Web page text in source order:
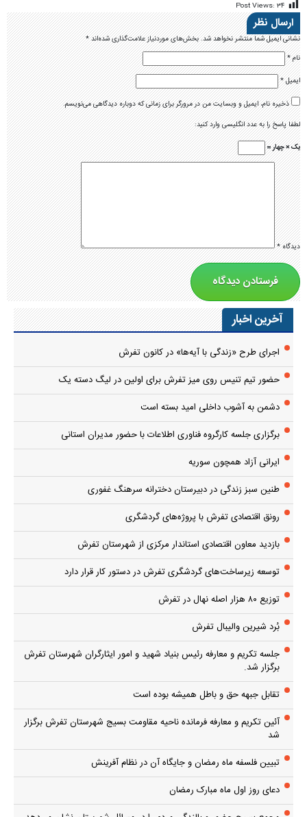
Post Views: ۳۴
ارسال نظر
نشانی ایمیل شما منتشر نخواهد شد.بخش‌های موردنیاز علامت‌گذاری شده‌اند*
نام*
ایمیل*
ذخیره نام، ایمیل و وبسایت من در مرورگر برای زمانی که دوباره دیدگاهی می‌نویسم.
لطفا پاسخ را به عدد انگلیسی وارد کنید:
یک × چهار =
دیدگاه*
آخرین اخبار
اجرای طرح «زندگی با آیه‌ها» در کانون تفرش
حضور تیم تنیس روی میز تفرش برای اولین در لیگ دسته یک
دشمن به آشوب داخلی امید بسته است
برگزاری جلسه کارگروه فناوری اطلاعات با حضور مدیران استانی
ایرانی آزاد همچون سوریه
طنین سبز زندگی در دبیرستان دخترانه سرهنگ غفوری
رونق اقتصادی تفرش با پروژه‌های گردشگری
بازدید معاون اقتصادی استاندار مرکزی از شهرستان تفرش
توسعه زیرساخت‌های گردشگری تفرش در دستور کار قرار دارد
توزیع ۸۰ هزار اصله نهال در تفرش
بُرد شیرین والیبال تفرش
جلسه تکریم و معارفه رئیس بنیاد شهید و امور ایثارگران شهرستان تفرش
برگزار شد.
تقابل جبهه حق و باطل همیشه بوده است
آئین تکریم و معارفه فرمانده ناحیه مقاومت بسیج شهرستان تفرش برگزار
شد
تبیین فلسفه ماه رمضان و جایگاه آن در نظام آفرینش
دعای روز اول ماه مبارک رمضان